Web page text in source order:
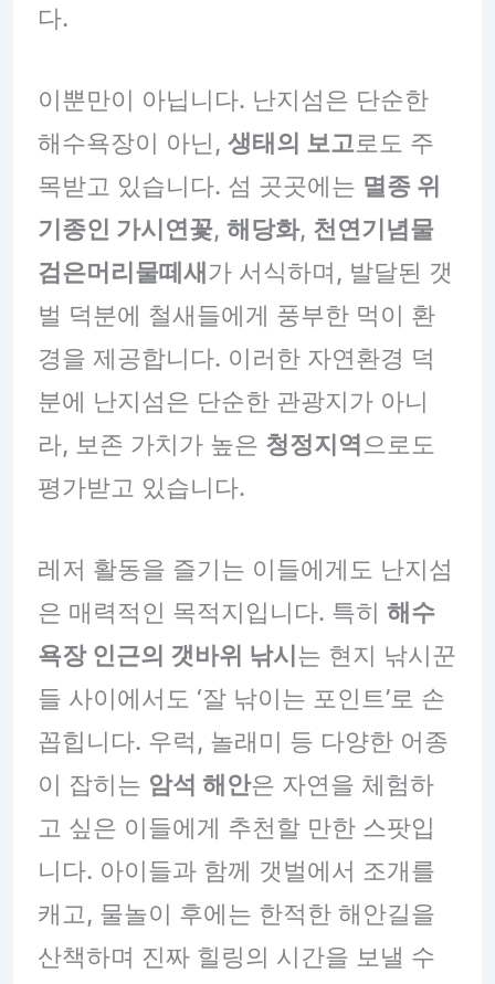
다.
이뿐만이 아닙니다. 난지섬은 단순한
해수욕장이 아닌, 생태의 보고로도 주
목받고 있습니다. 섬 곳곳에는 멸종 위
기종인 가시연꽃, 해당화, 천연기념물
검은머리물떼새가 서식하며, 발달된 갯
벌 덕분에 철새들에게 풍부한 먹이 환
경을 제공합니다. 이러한 자연환경 덕
분에 난지섬은 단순한 관광지가 아니
라, 보존 가치가 높은 청정지역으로도
평가받고 있습니다.
레저 활동을 즐기는 이들에게도 난지섬
은 매력적인 목적지입니다. 특히 해수
욕장 인근의 갯바위 낚시 는 현지 낚시꾼
들 사이에서도 ‘잘 낚이는 포인트’로 손
꼽힙니다. 우럭, 놀래미 등 다양한 어종
이 잡히는 암석 해안은 자연을 체험하
고 싶은 이들에게 추천할 만한 스팟입
니다. 아이들과 함께 갯벌에서 조개를
캐고, 물놀이 후에는 한적한 해안길을
산책하며 진짜 힐링의 시간을 보낼 수